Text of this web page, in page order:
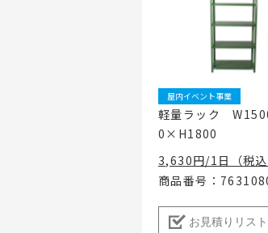
屋内イベント事業
軽量ラック
0×H1800
3,630円/1日（税込
商品番号：
お見積りリス